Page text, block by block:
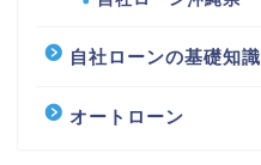
自社ローンの基礎知識
オートローン